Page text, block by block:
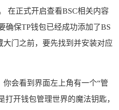
在正式开启查看BSC相关内容
确保TP钱包已经成功添加了BS
门之前，要先找到并安装对应
你会看到界面左上角有一个“管
打开钱包管理世界的魔法钥匙，